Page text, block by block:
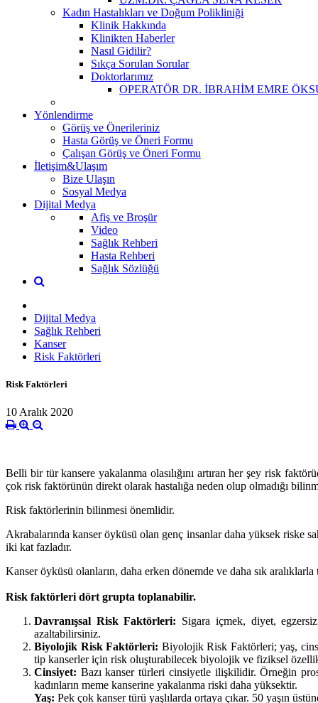
Kadın Hastalıkları ve Doğum Polikliniği
Klinik Hakkında
Klinikten Haberler
Nasıl Gidilir?
Sıkça Sorulan Sorular
Doktorlarımız
OPERATÖR DR. İBRAHİM EMRE
Yönlendirme
Görüş ve Önerileriniz
Hasta Görüş ve Öneri Formu
Çalışan Görüş ve Öneri Formu
İletişim&Ulaşım
Bize Ulaşın
Sosyal Medya
Dijital Medya
Afiş ve Broşür
Video
Sağlık Rehberi
Hasta Rehberi
Sağlık Sözlüğü
Dijital Medya
Sağlık Rehberi
Kanser
Risk Faktörleri
Risk Faktörleri
10 Aralık 2020
Belli bir tür kansere yakalanma olasılığını artıran her şey risk
çok risk faktörünün direkt olarak hastalığa neden olup olmadığı
Risk faktörlerinin bilinmesi önemlidir.
Akrabalarında kanser öyküsü olan genç insanlar daha yüksek riske
iki kat fazladır.
Kanser öyküsü olanların, daha erken dönemde ve daha sık
Risk faktörleri dört grupta toplanabilir.
Davranışsal Risk Faktörleri: Sigara içmek, diyet,
azaltabilirsiniz.
Biyolojik Risk Faktörleri: Biyolojik Risk Faktörleri; yaş,
tip kanserler için risk oluşturabilecek biyolojik ve fiziksel
Cinsiyet: Bazı kanser türleri cinsiyetle ilişkilidir. Örneğin
kadınların meme kanserine yakalanma riski daha yüksektir.
Yaş: Pek çok kanser türü yaşlılarda ortaya çıkar. 50 yaşın